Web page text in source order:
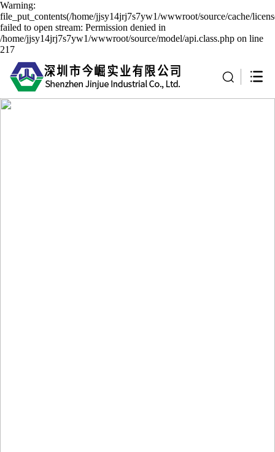
Warning:
file_put_contents(/home/jjsy14jrj7s7yw1/wwwroot/source/cache/
failed to open stream: Permission denied in
/home/jjsy14jrj7s7yw1/wwwroot/source/model/api.class.php on line
217